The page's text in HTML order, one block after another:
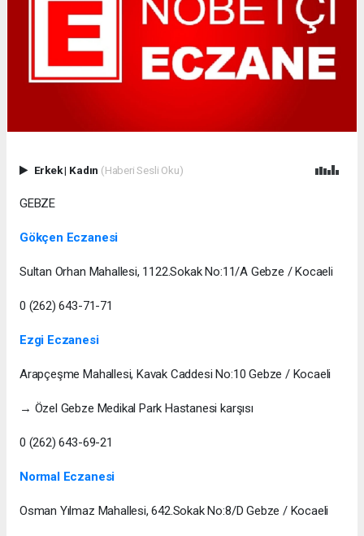
Erkek| Kadın (Haberi Sesli Oku)
GEBZE
Gökçen Eczanesi
Sultan Orhan Mahallesi, 1122.Sokak No:11/A Gebze / Kocaeli
0 (262) 643-71-71
Ezgi Eczanesi
Arapçeşme Mahallesi, Kavak Caddesi No:10 Gebze / Kocaeli
→ Özel Gebze Medikal Park Hastanesi karşısı
0 (262) 643-69-21
Normal Eczanesi
Osman Yılmaz Mahallesi, 642.Sokak No:8/D Gebze / Kocaeli